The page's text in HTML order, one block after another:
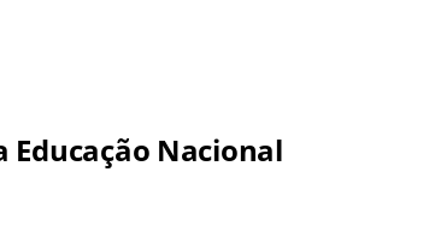
Educação Nacional